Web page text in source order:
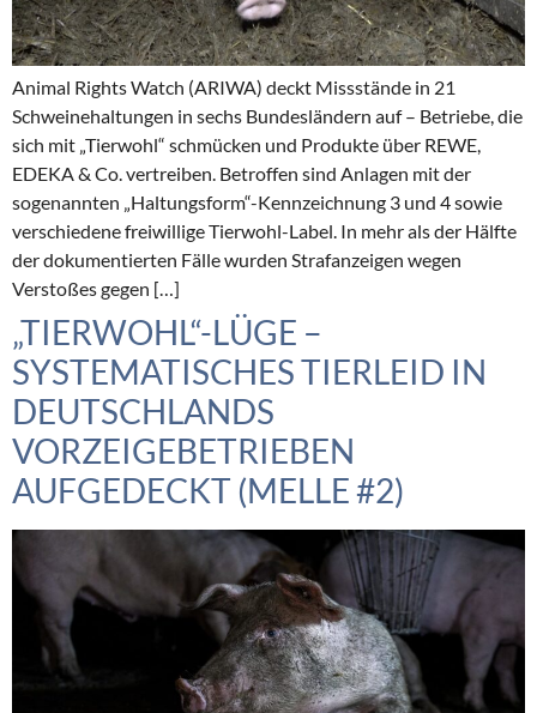
Animal Rights Watch (ARIWA) deckt Missstände in 21
Schweinehaltungen in sechs Bundesländern auf – Betriebe, die
sich mit „Tierwohl“ schmücken und Produkte über REWE,
EDEKA & Co. vertreiben. Betroffen sind Anlagen mit der
sogenannten „Haltungsform“-Kennzeichnung 3 und 4 sowie
verschiedene freiwillige Tierwohl-Label. In mehr als der Hälfte
der dokumentierten Fälle wurden Strafanzeigen wegen
Verstoßes gegen […]
„TIERWOHL“-LÜGE –
SYSTEMATISCHES TIERLEID IN
DEUTSCHLANDS
VORZEIGEBETRIEBEN
AUFGEDECKT (MELLE #2)